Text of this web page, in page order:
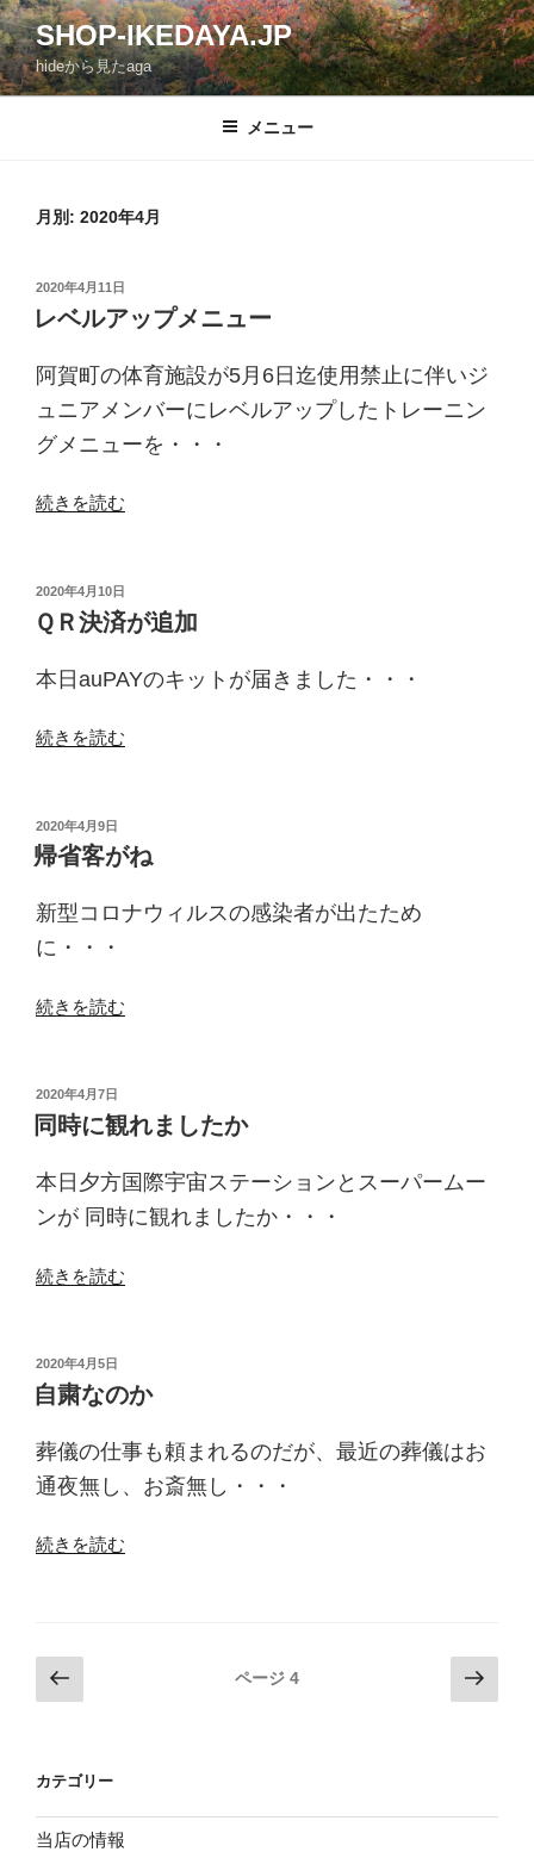
コ
ン
テ
ン
SHOP-IKEDAYA.JP
hideから見たaga
メニュー
月別: 2020年4月
投
稿
日:
2020年4月11日
レベルアップメニュー
阿賀町の体育施設が5月6日迄使用禁止に伴いジ
ュニアメンバーにレベルアップしたトレーニン
グメニューを・・・
“レ
ア
ッ
メ
ュ
続きを読む
投
稿
日:
2020年4月10日
ＱＲ決済が追加
本日auPAYのキットが届きました・・・
“Ｑ
済
が
加”
の
続きを読む
投
稿
日:
2020年4月9日
帰省客がね
新型コロナウィルスの感染者が出たため
に・・・
“帰
が
ね”
続きを読む
投
稿
日:
2020年4月7日
同時に観れましたか
本日夕方国際宇宙ステーションとスーパームー
ンが 同時に観れましたか・・・
“同
観
れ
し
た
の
続きを読む
投
稿
日:
2020年4月5日
自粛なのか
葬儀の仕事も頼まれるのだが、最近の葬儀はお
通夜無し、お斎無し・・・
“自
か”
の
続きを読む
投
稿
ビ
ー
の
ジ
ページ 4
次
の
カテゴリー
当店の情報